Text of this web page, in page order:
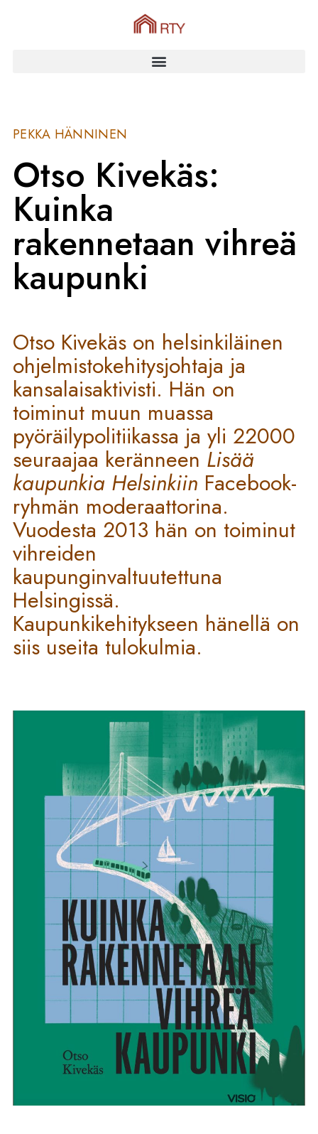
PEKKA HÄNNINEN
Otso Kivekäs:
Kuinka
rakennetaan vihreä
kaupunki
Otso Kivekäs on helsinkiläinen
ohjelmistokehitysjohtaja ja
kansalaisaktivisti. Hän on
toiminut muun muassa
pyöräilypolitiikassa ja yli 22000
seuraajaa keränneen Lisää
kaupunkia Helsinkiin Facebook-
ryhmän moderaattorina.
Vuodesta 2013 hän on toiminut
vihreiden
kaupunginvaltuutettuna
Helsingissä.
Kaupunkikehitykseen hänellä on
siis useita tulokulmia.